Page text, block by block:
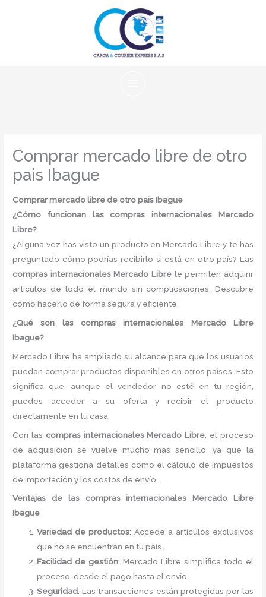
Comprar mercado libre de otro
pais Ibague
Comprar mercado libre de otro pais Ibague
¿Cómo funcionan las compras internacionales Mercado
Libre?
¿Alguna vez has visto un producto en Mercado Libre y te has
preguntado cómo podrías recibirlo si está en otro país? Las
compras internacionales Mercado Librete permiten adquirir
artículos de todo el mundo sin complicaciones. Descubre
cómo hacerlo de forma segura y eficiente.
¿Qué son las compras internacionales Mercado Libre
Ibague?
Mercado Libre ha ampliado su alcance para que los usuarios
puedan comprar productos disponibles en otros países. Esto
significa que, aunque el vendedor no esté en tu región,
puedes acceder a su oferta y recibir el producto
directamente en tu casa.
Con las compras internacionales Mercado Libre , el proceso
de adquisición se vuelve mucho más sencillo, ya que la
plataforma gestiona detalles como el cálculo de impuestos
de importación y los costos de envío.
Ventajas de las compras internacionales Mercado Libre
Ibague
Variedad de productos: Accede a artículos exclusivos
que no se encuentran en tu país.
Facilidad de gestión: Mercado Libre simplifica todo el
proceso, desde el pago hasta el envío.
Seguridad: Las transacciones están protegidas por las